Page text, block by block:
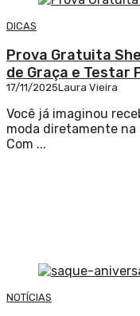
DICAS
Prova Gratuita
de Graça e Testar
17/11/2025Laura Vieira
Você já imaginou
moda diretamente na
Com ...
NOTÍCIAS